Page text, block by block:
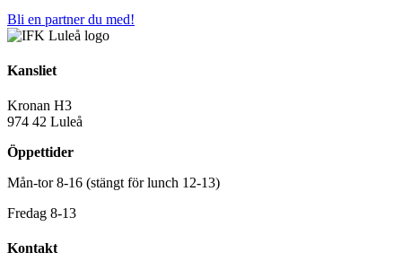
Bli en partner du med!
Kansliet
Kronan H3
974 42 Luleå
Öppettider
Mån-tor 8-16 (stängt för lunch 12-13)
Fredag 8-13
Kontakt